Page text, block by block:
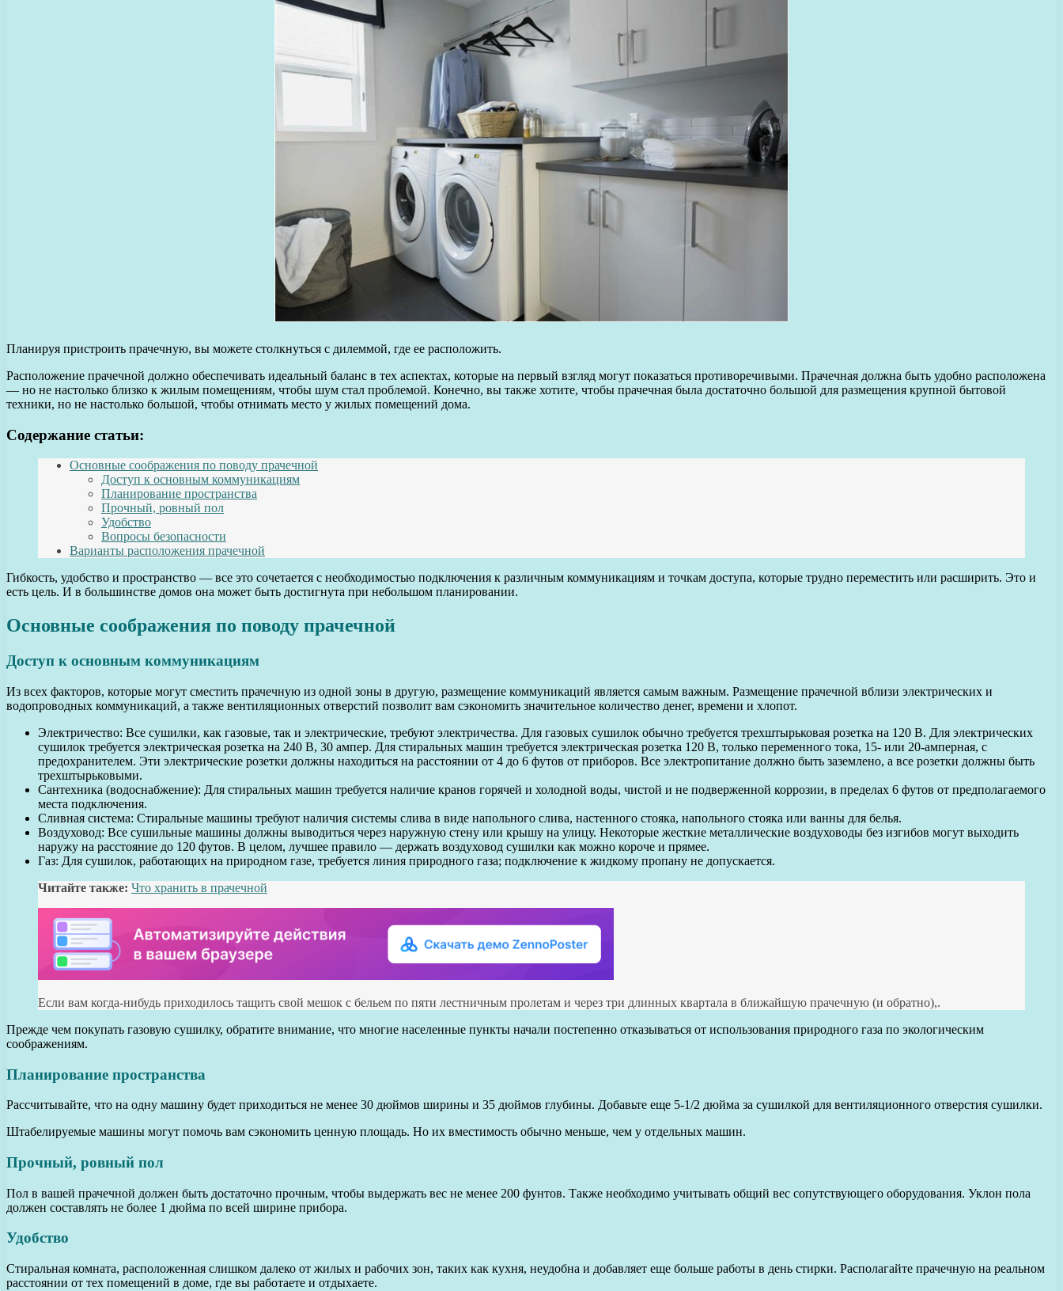
Планируя пристроить прачечную, вы можете столкнуться с дилеммой, где ее расположить.
Расположение прачечной должно обеспечивать идеальный баланс в тех аспектах, которые на первый взгляд могут показаться противоречивыми. Прачечная должна быть удобно расположена
— но не настолько близко к жилым помещениям, чтобы шум стал проблемой. Конечно, вы также хотите, чтобы прачечная была достаточно большой для размещения крупной бытовой
техники, но не настолько большой, чтобы отнимать место у жилых помещений дома.
Содержание статьи:
Основные соображения по поводу прачечной
Доступ к основным коммуникациям
Планирование пространства
Прочный, ровный пол
Удобство
Вопросы безопасности
Варианты расположения прачечной
Гибкость, удобство и пространство — все это сочетается с необходимостью подключения к различным коммуникациям и точкам доступа, которые трудно переместить или расширить. Это и
есть цель. И в большинстве домов она может быть достигнута при небольшом планировании.
Основные соображения по поводу прачечной
Доступ к основным коммуникациям
Из всех факторов, которые могут сместить прачечную из одной зоны в другую, размещение коммуникаций является самым важным. Размещение прачечной вблизи электрических и
водопроводных коммуникаций, а также вентиляционных отверстий позволит вам сэкономить значительное количество денег, времени и хлопот.
Электричество: Все сушилки, как газовые, так и электрические, требуют электричества. Для газовых сушилок обычно требуется трехштырьковая розетка на 120 В. Для электрических
сушилок требуется электрическая розетка на 240 В, 30 ампер. Для стиральных машин требуется электрическая розетка 120 В, только переменного тока, 15- или 20-амперная, с
предохранителем. Эти электрические розетки должны находиться на расстоянии от 4 до 6 футов от приборов. Все электропитание должно быть заземлено, а все розетки должны быть
трехштырьковыми.
Сантехника (водоснабжение): Для стиральных машин требуется наличие кранов горячей и холодной воды, чистой и не подверженной коррозии, в пределах 6 футов от предполагаемого
места подключения.
Сливная система: Стиральные машины требуют наличия системы слива в виде напольного слива, настенного стояка, напольного стояка или ванны для белья.
Воздуховод: Все сушильные машины должны выводиться через наружную стену или крышу на улицу. Некоторые жесткие металлические воздуховоды без изгибов могут выходить
наружу на расстояние до 120 футов. В целом, лучшее правило — держать воздуховод сушилки как можно короче и прямее.
Газ: Для сушилок, работающих на природном газе, требуется линия природного газа; подключение к жидкому пропану не допускается.
Читайте также: Что хранить в прачечной
Если вам когда-нибудь приходилось тащить свой мешок с бельем по пяти лестничным пролетам и через три длинных квартала в ближайшую прачечную (и обратно),.
Прежде чем покупать газовую сушилку, обратите внимание, что многие населенные пункты начали постепенно отказываться от использования природного газа по экологическим
соображениям.
Планирование пространства
Рассчитывайте, что на одну машину будет приходиться не менее 30 дюймов ширины и 35 дюймов глубины. Добавьте еще 5-1/2 дюйма за сушилкой для вентиляционного отверстия сушилки.
Штабелируемые машины могут помочь вам сэкономить ценную площадь. Но их вместимость обычно меньше, чем у отдельных машин.
Прочный, ровный пол
Пол в вашей прачечной должен быть достаточно прочным, чтобы выдержать вес не менее 200 фунтов. Также необходимо учитывать общий вес сопутствующего оборудования. Уклон пола
должен составлять не более 1 дюйма по всей ширине прибора.
Удобство
Стиральная комната, расположенная слишком далеко от жилых и рабочих зон, таких как кухня, неудобна и добавляет еще больше работы в день стирки. Располагайте прачечную на реальном
расстоянии от тех помещений в доме, где вы работаете и отдыхаете.